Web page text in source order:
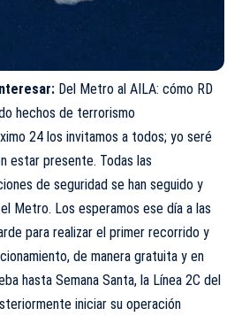
Del Metro al AILA: cómo RD
hechos de terrorismo
24 los invitamos a todos; yo seré
estar presente. Todas las
de seguridad se han seguido y
Metro. Los esperamos ese día a las
para realizar el primer recorrido y
de manera gratuita y en
hasta Semana Santa, la Línea 2C del
iniciar su operación